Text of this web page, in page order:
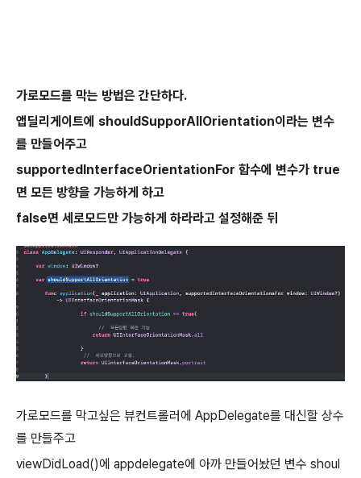
가로모드를 막는 방법은 간단하다.
앱딜리게이트에 shouldSupporAllOrientation이라는 변수
를 만들어주고
supportedInterfaceOrientationFor 함수에 변수가 true
면 모든 방향을 가능하게 하고
false면 세로모드만 가능하게 하라라고 설정해준 뒤
가로모드를 막고싶은 뷰컨트롤러에 AppDelegate를 대신할 상수
를 만들주고
viewDidLoad()에 appdelegate에 아까 만들어놨던 변수 shoul